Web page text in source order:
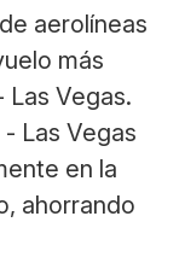
aerolíneas
más
Las Vegas.
Las Vegas
en la
ahorrando